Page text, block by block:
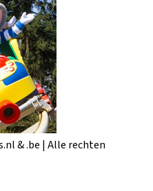
& .be | Alle rechten